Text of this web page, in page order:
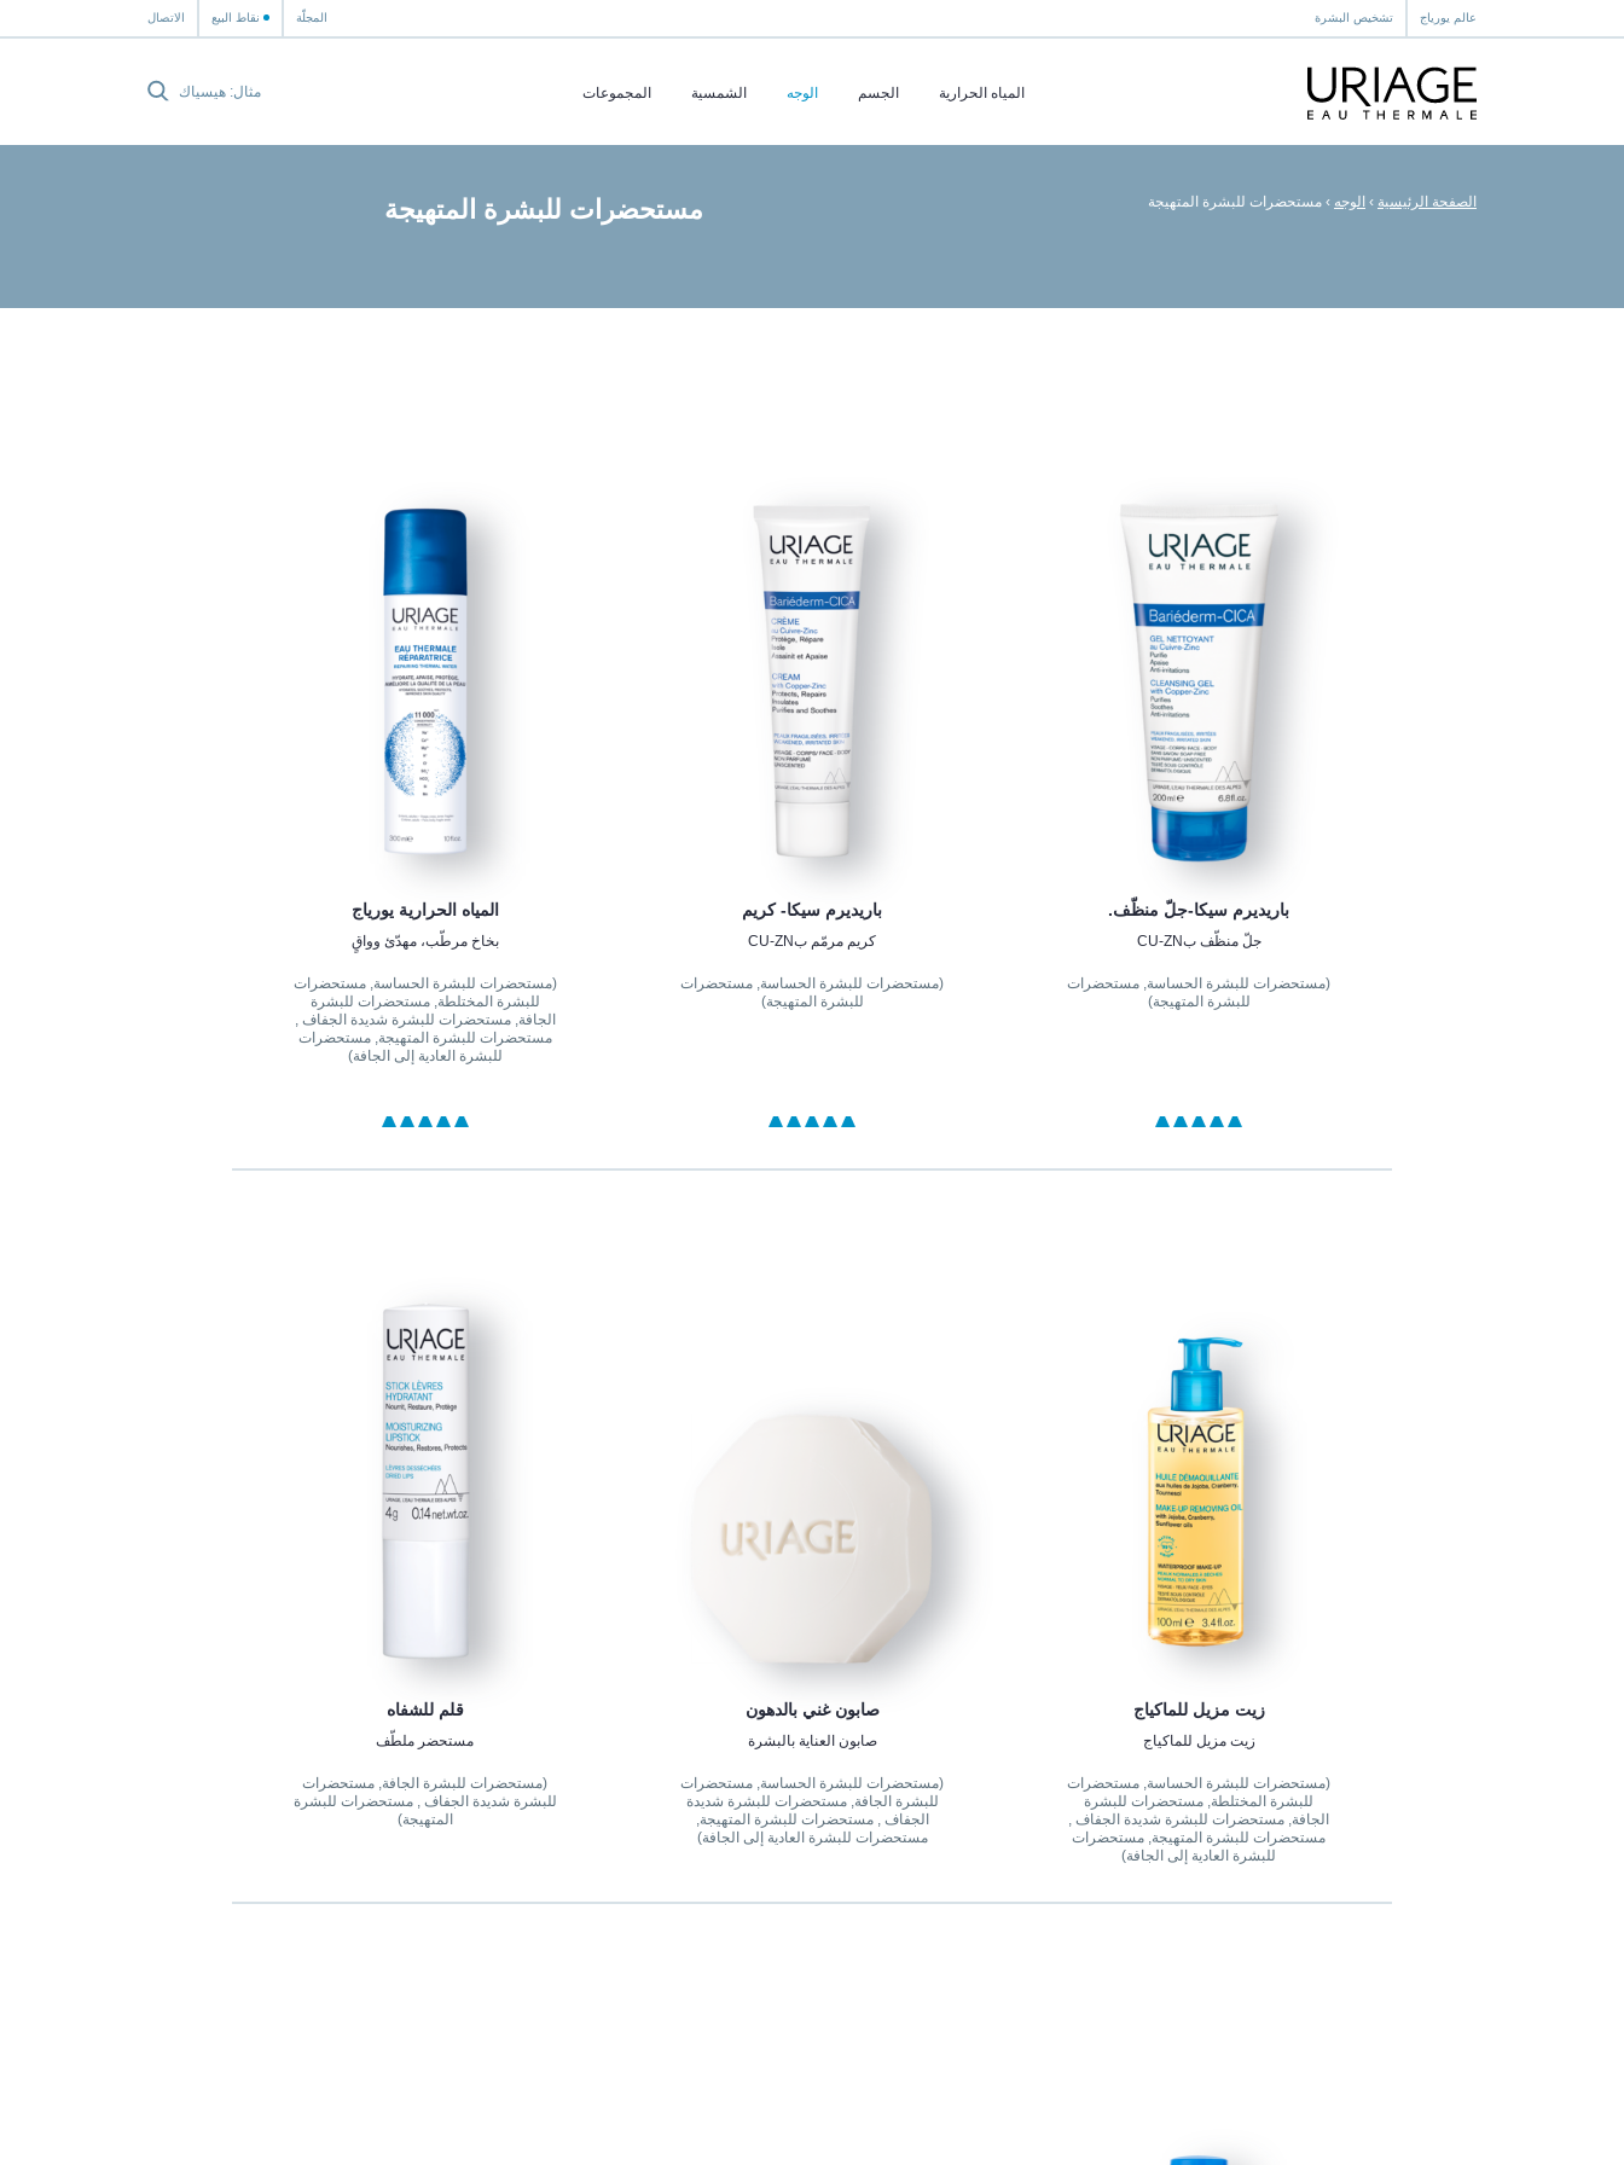
عالم يورياج تشخيص البشرة المجلّة نقاط البيع الاتصال
المياه الحرارية الجسم الوجه الشمسية المجموعات
الصفحة الرئيسية › الوجه › مستحضرات للبشرة المتهيجة مستحضرات للبشرة المتهيجة
باريديرم سيكا-جلّ منظّف.
جلّ منظّف بCU-ZN
(مستحضرات للبشرة الحساسة, مستحضرات
للبشرة المتهيجة)
باريديرم سيكا- كريم
كريم مرمّم بCU-ZN
(مستحضرات للبشرة الحساسة, مستحضرات
للبشرة المتهيجة)
المياه الحرارية يورياج
بخاخ مرطّب، مهدّئ وواقٍ
(مستحضرات للبشرة الحساسة, مستحضرات
للبشرة المختلطة, مستحضرات للبشرة
الجافة, مستحضرات للبشرة شديدة الجفاف ,
مستحضرات للبشرة المتهيجة, مستحضرات
للبشرة العادية إلى الجافة)
زيت مزيل للماكياج
زيت مزيل للماكياج
(مستحضرات للبشرة الحساسة, مستحضرات
للبشرة المختلطة, مستحضرات للبشرة
الجافة, مستحضرات للبشرة شديدة الجفاف ,
مستحضرات للبشرة المتهيجة, مستحضرات
للبشرة العادية إلى الجافة)
صابون غني بالدهون
صابون العناية بالبشرة
(مستحضرات للبشرة الحساسة, مستحضرات
للبشرة الجافة, مستحضرات للبشرة شديدة
الجفاف , مستحضرات للبشرة المتهيجة,
مستحضرات للبشرة العادية إلى الجافة)
قلم للشفاه
مستحضر ملطّف
(مستحضرات للبشرة الجافة, مستحضرات
للبشرة شديدة الجفاف , مستحضرات للبشرة
المتهيجة)